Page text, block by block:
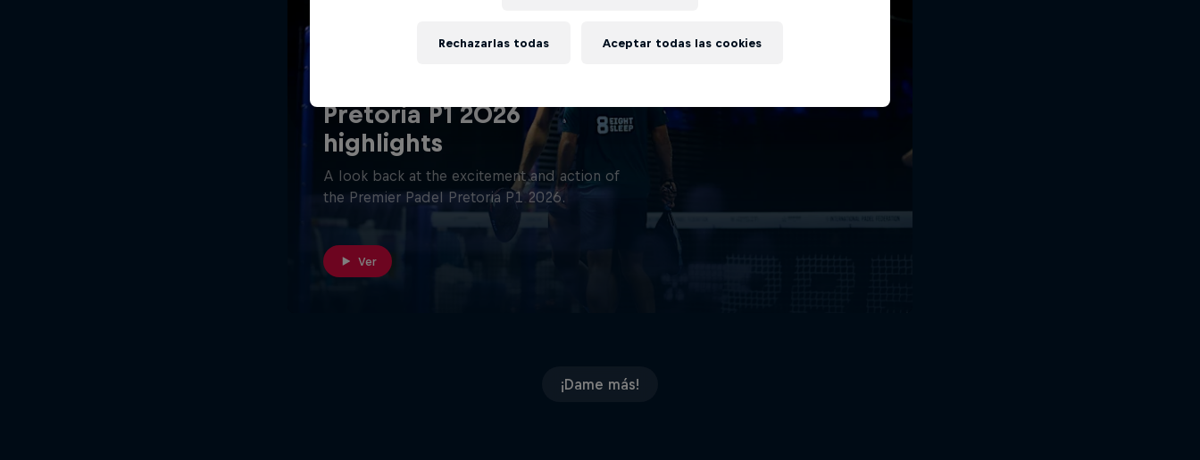
Pretoria P1 2026
highlights
A look back at the excitement and action of
the Premier Padel Pretoria P1 2026.
Ver
¡Dame más!
Rechazarlas todas Aceptar todas las cookies